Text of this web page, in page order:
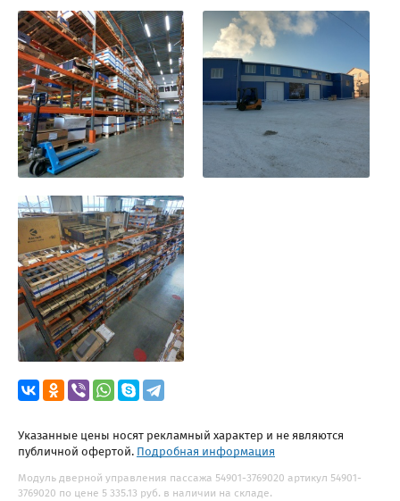
Указанные цены носят рекламный характер и не являются
публичной офертой. Подробная информация
Модуль дверной управления пассажа 54901-3769020 артикул 54901-
3769020 по цене 5 335.13 руб. в наличии на складе.